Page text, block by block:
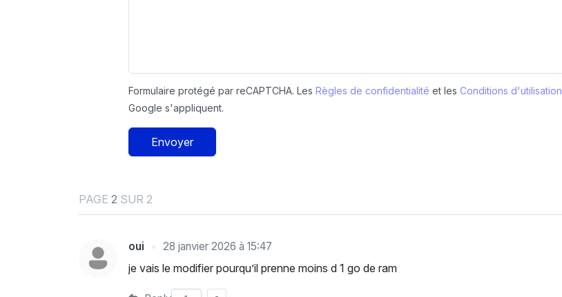
Formulaire protégé par reCAPTCHA. Les Règles de confidentialité et les Conditions d'utilisation
Google s'appliquent.
Envoyer
PAGE 2 SUR 2
oui 28 janvier 2026 à 15:47
je vais le modifier pourqu’il prenne moins d 1 go de ram